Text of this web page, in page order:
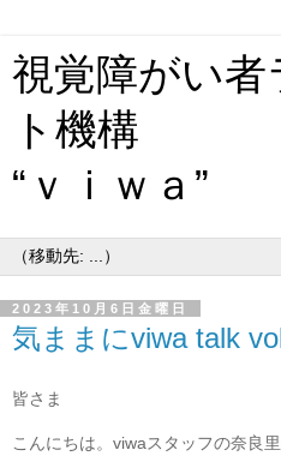
視覚障がい者
ト機構
“ｖｉｗａ”
2023年10月6日金曜日
気ままにviwa talk
皆さま
こんにちは。viwaスタッフの奈良里